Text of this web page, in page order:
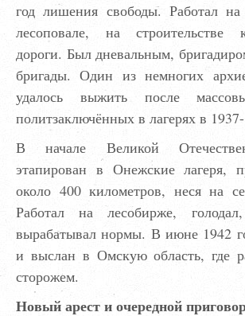
год лишения свободы. Работал
лесоповале, на строительстве
дороги. Был дневальным,
бригады. Один из немногих
удалось выжить после
политзаключённых в лагерях в
В начале Великой
этапирован в Онежские лагеря,
около 400 километров, неся на
Работал на лесобирже,
вырабатывал нормы. В июне 1942
и выслан в Омскую область, где
сторожем.
Новый арест и очередной